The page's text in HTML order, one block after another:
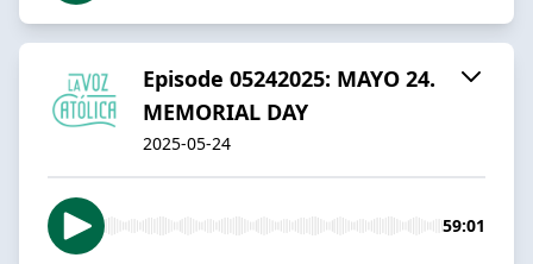
Episode 05242025: MAYO 24.
MEMORIAL DAY
2025-05-24
59:01